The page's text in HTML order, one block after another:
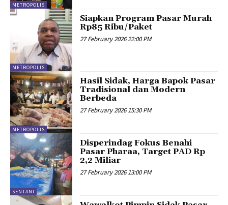
METROPOLIS
METROPOLIS
Siapkan Program Pasar Murah
Rp85 Ribu/Paket
27 February 2026 22:00 PM
METROPOLIS
Hasil Sidak, Harga Bapok Pasar
Tradisional dan Modern
Berbeda
27 February 2026 15:30 PM
SENTANI
Disperindag Fokus Benahi
Pasar Pharaa, Target PAD Rp
2,2 Miliar
27 February 2026 13:00 PM